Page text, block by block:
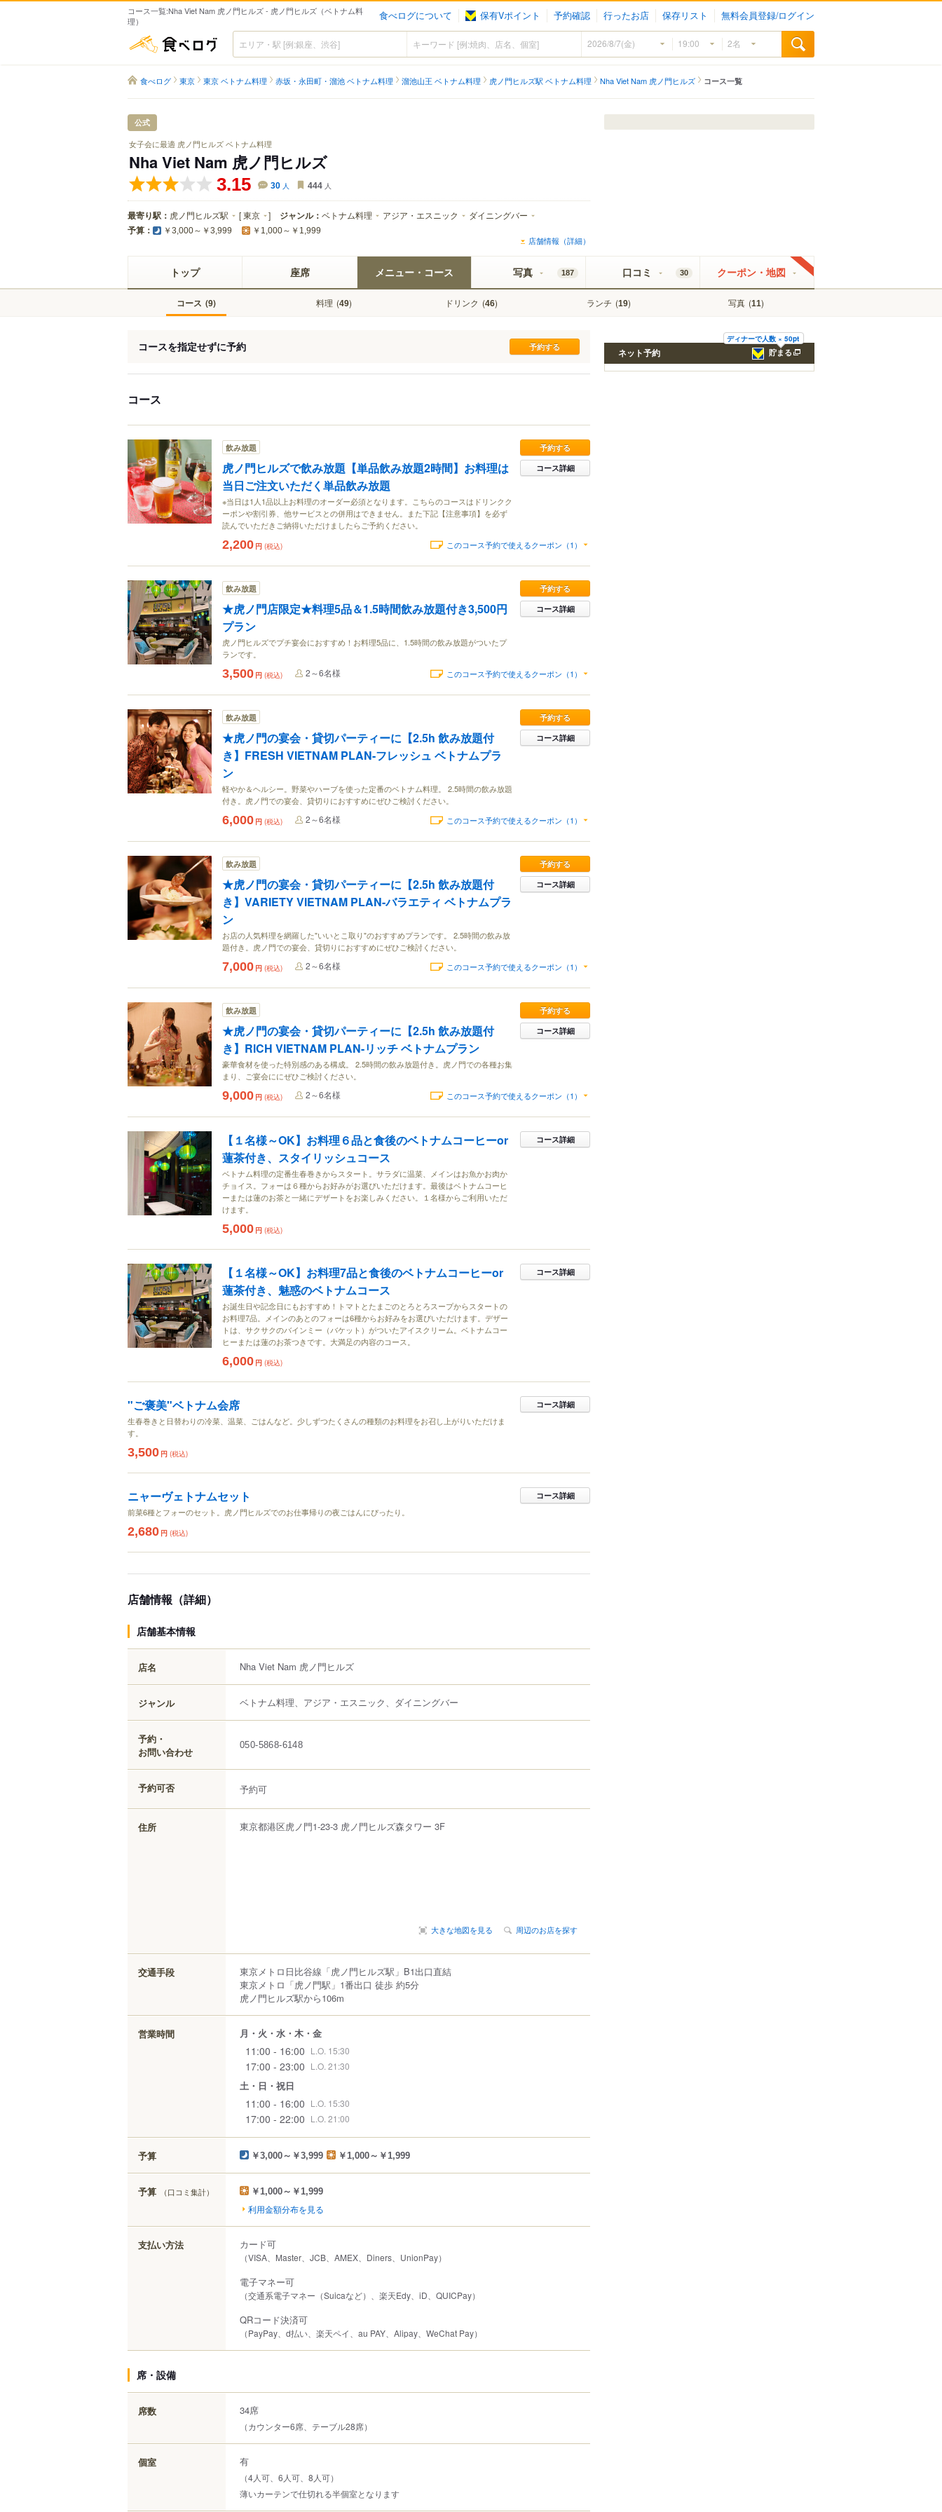
コース一覧:Nha Viet Nam 虎ノ門ヒルズ - 虎ノ門ヒルズ（ベトナム料
理）
食べログについて 保有Vポイント 予約確認 行ったお店 保存リスト 無料会員登録/ログイン
食べログ
食べログ 東京 東京 ベトナム料理 赤坂・永田町・溜池 ベトナム料理 溜池山王 ベトナム料理 虎ノ門ヒルズ駅 ベトナム料理 Nha Viet Nam 虎ノ門ヒルズ コース一覧
公式
女子会に最適 虎ノ門ヒルズ ベトナム料理
Nha Viet Nam 虎ノ門ヒルズ
3.15 30 人 444 人
最寄り駅： 虎ノ門ヒルズ駅 [東京 ] ジャンル： ベトナム料理 アジア・エスニック ダイニングバー
予算： ￥3,000～￥3,999 ￥1,000～￥1,999
店舗情報（詳細）
トップ 座席 メニュー・コース
コース (9) 料理 (49) ドリンク (46) ランチ (19) 写真 (11)
写真 187 口コミ 30 クーポン・地図
コースを指定せずに予約
コース
飲み放題
虎ノ門ヒルズで飲み放題【単品飲み放題2時間】お料理は
当日ご注文いただく単品飲み放題
※当日は1人1品以上お料理のオーダー必須となります。こちらのコースはドリンクク
ーポンや割引券、他サービスとの併用はできません。また下記【注意事項】を必ず
読んでいただきご納得いただけましたらご予約ください。
予約する
コース詳細
2,200 円 (税込) このコース予約で使えるクーポン（1）
飲み放題
★虎ノ門店限定★料理5品＆1.5時間飲み放題付き3,500円
プラン
虎ノ門ヒルズでプチ宴会におすすめ！お料理5品に、1.5時間の飲み放題がついたプ
ランです。
予約する
コース詳細
3,500 円 (税込) 2～6名様 このコース予約で使えるクーポン（1）
飲み放題
★虎ノ門の宴会・貸切パーティーに【2.5h 飲み放題付
き】FRESH VIETNAM PLAN-フレッシュ ベトナムプラ
ン
軽やか＆ヘルシー。野菜やハーブを使った定番のベトナム料理。 2.5時間の飲み放題
付き。虎ノ門での宴会、貸切りにおすすめにぜひご検討ください。
予約する
コース詳細
6,000 円 (税込) 2～6名様 このコース予約で使えるクーポン（1）
飲み放題
★虎ノ門の宴会・貸切パーティーに【2.5h 飲み放題付
き】VARIETY VIETNAM PLAN-バラエティ ベトナムプラ
ン
お店の人気料理を網羅した"いいとこ取り"のおすすめプランです。 2.5時間の飲み放
題付き。虎ノ門での宴会、貸切りにおすすめにぜひご検討ください。
予約する
コース詳細
7,000 円 (税込) 2～6名様 このコース予約で使えるクーポン（1）
飲み放題
★虎ノ門の宴会・貸切パーティーに【2.5h 飲み放題付
き】RlCH VIETNAM PLAN-リッチ ベトナムプラン
豪華食材を使った特別感のある構成。 2.5時間の飲み放題付き。虎ノ門での各種お集
まり、ご宴会ににぜひご検討ください。
予約する
コース詳細
9,000 円 (税込) 2～6名様 このコース予約で使えるクーポン（1）
【１名様～OK】お料理６品と食後のベトナムコーヒーor
蓮茶付き、スタイリッシュコース
ベトナム料理の定番生春巻きからスタート。サラダに温菜、メインはお魚かお肉か
チョイス。フォーは６種からお好みがお選びいただけます。最後はベトナムコーヒ
ーまたは蓮のお茶と一緒にデザートをお楽しみください。１名様からご利用いただ
けます。
コース詳細
5,000 円 (税込)
【１名様～OK】お料理7品と食後のベトナムコーヒーor
蓮茶付き、魅惑のベトナムコース
お誕生日や記念日にもおすすめ！トマトとたまごのとろとろスープからスタートの
お料理7品。メインのあとのフォーは6種からお好みをお選びいただけます。デザー
トは、サクサクのバインミー（バケット）がついたアイスクリーム。ベトナムコー
ヒーまたは蓮のお茶つきです。大満足の内容のコース。
コース詳細
6,000 円 (税込)
"ご褒美"ベトナム会席
生春巻きと日替わりの冷菜、温菜、ごはんなど。少しずつたくさんの種類のお料理をお召し上がりいただけま
す。
コース詳細
3,500 円 (税込)
ニャーヴェトナムセット
前菜6種とフォーのセット。虎ノ門ヒルズでのお仕事帰りの夜ごはんにぴったり。
コース詳細
2,680 円 (税込)
店舗情報（詳細）
店舗基本情報
店名 Nha Viet Nam 虎ノ門ヒルズ
ジャンル ベトナム料理、アジア・エスニック、ダイニングバー
予約・
お問い合わせ
050-5868-6148
予約可否 予約可
住所 東京都港区虎ノ門1-23-3 虎ノ門ヒルズ森タワー 3F
大きな地図を見る 周辺のお店を探す
交通手段
東京メトロ日比谷線「虎ノ門ヒルズ駅」B1出口直結
東京メトロ「虎ノ門駅」1番出口 徒歩 約5分
虎ノ門ヒルズ駅から106m
営業時間 月・火・水・木・金
11:00 - 16:00 L.O. 15:30
17:00 - 23:00 L.O. 21:30
土・日・祝日
11:00 - 16:00 L.O. 15:30
17:00 - 22:00 L.O. 21:00
予算 ￥3,000～￥3,999 ￥1,000～￥1,999
予算 （口コミ集計） ￥1,000～￥1,999
利用金額分布を見る
支払い方法 カード可
（VISA、Master、JCB、AMEX、Diners、UnionPay）
電子マネー可
（交通系電子マネー（Suicaなど）、楽天Edy、iD、QUICPay）
QRコード決済可
（PayPay、d払い、楽天ペイ、au PAY、Alipay、WeChat Pay）
席・設備
席数 34席
（カウンター6席、テーブル28席）
個室 有
（4人可、6人可、8人可）
薄いカーテンで仕切れる半個室となります
ディナーで人数 × 50pt
貯まる
ネット予約